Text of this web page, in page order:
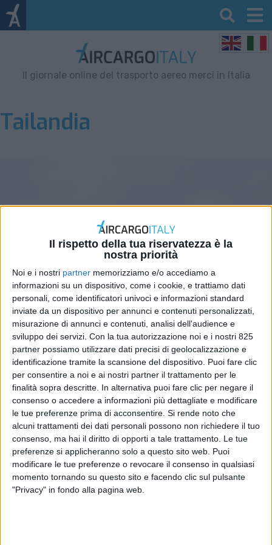
Il rispetto della tua riservatezza è la
nostra priorità
Noi e i nostri partner memorizziamo e/o accediamo a
informazioni su un dispositivo, come i cookie, e trattiamo dati
personali, come identificatori univoci e informazioni standard
inviate da un dispositivo per annunci e contenuti personalizzati,
misurazione di annunci e contenuti, analisi dell'audience e
sviluppo dei servizi. Con la tua autorizzazione noi e i nostri 825
partner possiamo utilizzare dati precisi di geolocalizzazione e
identificazione tramite la scansione del dispositivo. Puoi fare clic
per consentire a noi e ai nostri partner il trattamento per le
finalità sopra descritte. In alternativa puoi fare clic per negare il
consenso o accedere a informazioni più dettagliate e modificare
le tue preferenze prima di acconsentire. Si rende noto che
alcuni trattamenti dei dati personali possono non richiedere il tuo
consenso, ma hai il diritto di opporti a tale trattamento. Le tue
preferenze si applicheranno solo a questo sito web. Puoi
modificare le tue preferenze o revocare il consenso in qualsiasi
momento tornando su questo sito e facendo clic sul pulsante
"Privacy" in fondo alla pagina web.
Il giornale online del trasporto aereo merci in Italia
Tailandia
Il cibo italiano nei ristoranti di
Bangkok con Jas
ITALIA 5 AGOSTO 2020